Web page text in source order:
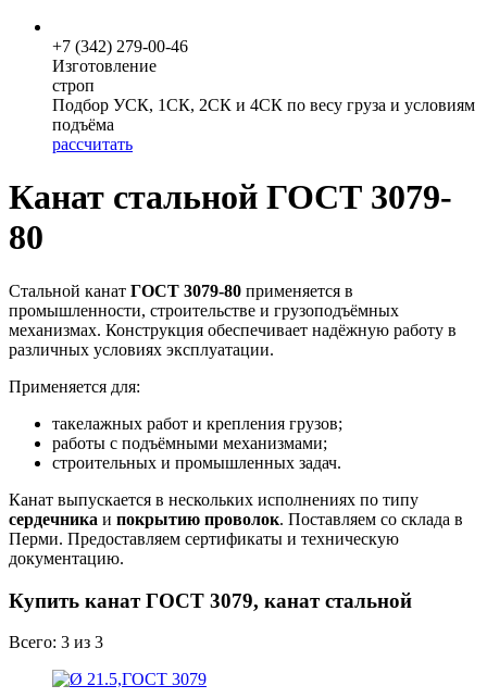
+7 (342) 279-00-46
Изготовление
строп
Подбор УСК, 1СК, 2СК и 4СК по весу груза и условиям
подъёма
рассчитать
Канат стальной ГОСТ 3079-
80
Стальной канат ГОСТ 3079-80 применяется в
промышленности, строительстве и грузоподъёмных
механизмах. Конструкция обеспечивает надёжную работу в
различных условиях эксплуатации.
Применяется для:
такелажных работ и крепления грузов;
работы с подъёмными механизмами;
строительных и промышленных задач.
Канат выпускается в нескольких исполнениях по типу
сердечника и покрытию проволок. Поставляем со склада в
Перми. Предоставляем сертификаты и техническую
документацию.
Купить канат ГОСТ 3079, канат стальной
Всего: 3 из 3